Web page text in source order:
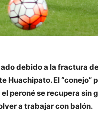
debido a la fractura
Huachipato. El “conejo”
peroné se recupera sin
a trabajar con balón.